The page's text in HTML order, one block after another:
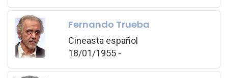
Fernando Trueba
Cineasta español
18/01/1955 -